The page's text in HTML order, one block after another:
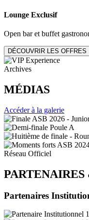
Lounge Exclusif
Open bar et buffet
DÉCOUVRIR LES OFFRES
Archives
MÉDIAS
Accéder à la galerie
Réseau Officiel
PARTENAIRES
Partenaires